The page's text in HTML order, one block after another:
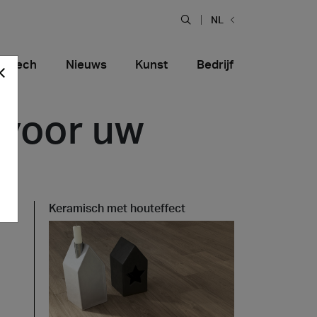
NL
Marmer
Garden
Food en restaurants
Bolero Restaurant
Naklo
Nieuws Kunst Bedrijf
uw
Keramisch met houteffect